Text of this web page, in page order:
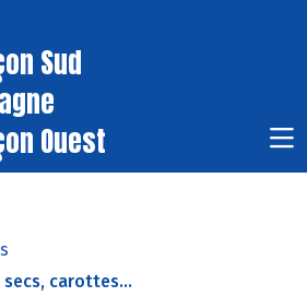
Sud
Ouest
carottes...